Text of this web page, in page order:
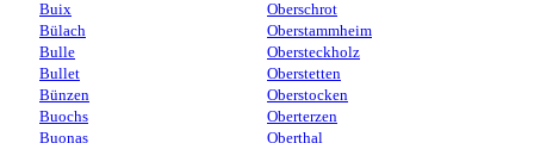
Buix
Bülach
Bulle
Bullet
Bünzen
Buochs
Buonas
Oberschrot
Oberstammheim
Obersteckholz
Oberstetten
Oberstocken
Oberterzen
Oberthal